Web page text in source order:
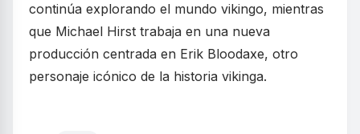
continúa explorando el mundo vikingo, mientras
que Michael Hirst trabaja en una nueva
producción centrada en Erik Bloodaxe, otro
personaje icónico de la historia vikinga.